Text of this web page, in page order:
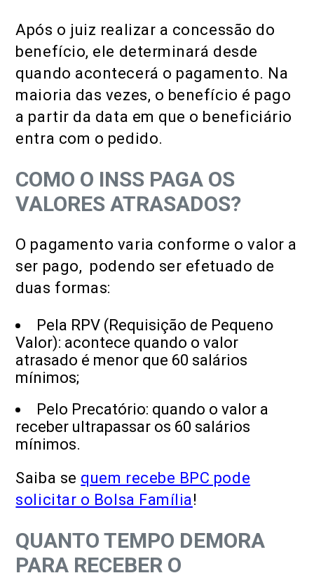
Após o juiz realizar a concessão do
benefício, ele determinará desde
quando acontecerá o pagamento. Na
maioria das vezes, o benefício é pago
a partir da data em que o beneficiário
entra com o pedido.
COMO O INSS PAGA OS
VALORES ATRASADOS?
O pagamento varia conforme o valor a
ser pago, podendo ser efetuado de
duas formas:
Pela RPV (Requisição de Pequeno
Valor): acontece quando o valor
atrasado é menor que 60 salários
mínimos;
Pelo Precatório: quando o valor a
receber ultrapassar os 60 salários
mínimos.
Saiba se quem recebe BPC pode
solicitar o Bolsa Família!
QUANTO TEMPO DEMORA
PARA RECEBER O